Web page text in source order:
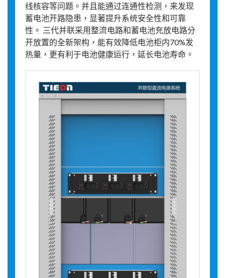
线核容等问题。并且能通过连通性检测，来发现
蓄电池开路隐患，显著提升系统安全性和可靠
性。 三代并联采用整流电路和蓄电池充放电路分
开放置的全新架构，能有效降低电池柜内70%发
热量，更有利于电池健康运行，延长电池寿命。